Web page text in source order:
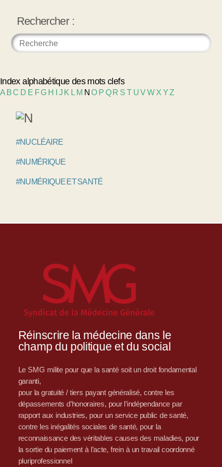
Rechercher :
Index alphabétique des mots clefs
A BC D E FG H J K L M NO P Q R S T UVW X YZ
#NUCLÉAIRE
#NUMÉRIQUE
#NUMÉRIQUE ET SANTÉ
Réinscrire la médecine dans le
champ du politique et du social
Le SMG milite pour que la santé soit un droit fondamental
garanti,
pour la gratuité / tiers payant généralisé, contre les
dépassements d’honoraires, pour l’indépendance par
rapport aux industries, pour un service public de santé,
contre les inégalités sociales de santé, pour la
reconnaissance des véritables causes des maladies, pour
la sortie du paiement à l’acte, frein à un travail coordonné
pluriprofessionnel